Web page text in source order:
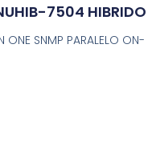
7504 HIBRIDO
SNMP PARALELO ON-